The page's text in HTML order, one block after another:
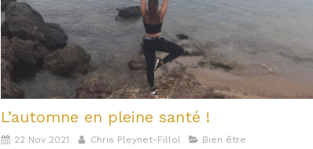
L’automne en pleine santé !
22 Nov 2021 Chris Pleynet-Fillol Bien être